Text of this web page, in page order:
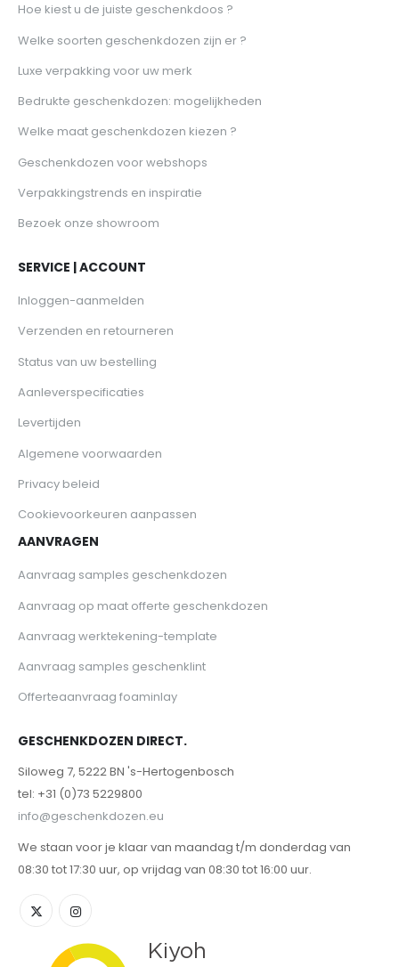
Hoe kiest u de juiste geschenkdoos ?
Welke soorten geschenkdozen zijn er ?
Luxe verpakking voor uw merk
Bedrukte geschenkdozen: mogelijkheden
Welke maat geschenkdozen kiezen ?
Geschenkdozen voor webshops
Verpakkingstrends en inspiratie
Bezoek onze showroom
SERVICE | ACCOUNT
Inloggen-aanmelden
Verzenden en retourneren
Status van uw bestelling
Aanleverspecificaties
Levertijden
Algemene voorwaarden
Privacy beleid
Cookievoorkeuren aanpassen
AANVRAGEN
Aanvraag samples geschenkdozen
Aanvraag op maat offerte geschenkdozen
Aanvraag werktekening-template
Aanvraag samples geschenklint
Offerteaanvraag foaminlay
GESCHENKDOZEN DIRECT.
Siloweg 7, 5222 BN 's-Hertogenbosch
tel: +31 (0)73 5229800
info@geschenkdozen.eu
We staan voor je klaar van maandag t/m donderdag van
08:30 tot 17:30 uur, op vrijdag van 08:30 tot 16:00 uur.